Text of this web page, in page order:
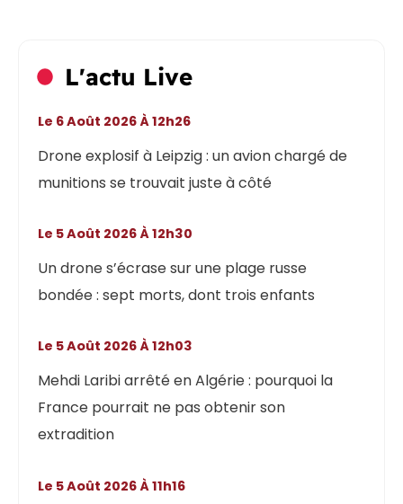
L'actu Live
Drone explosif à Leipzig : un avion chargé de
munitions se trouvait juste à côté
Le 6 Août 2026 À 12h26
Un drone s’écrase sur une plage russe
bondée : sept morts, dont trois enfants
Le 5 Août 2026 À 12h30
Mehdi Laribi arrêté en Algérie : pourquoi la
France pourrait ne pas obtenir son
extradition
Le 5 Août 2026 À 12h03
Le 5 Août 2026 À 11h16